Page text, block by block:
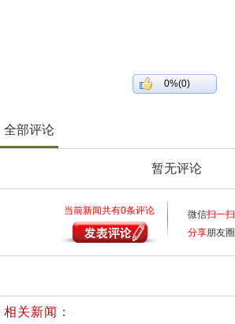
0%(0)
全部评论
暂无评论
当前新闻共有0条评论 微信扫一扫
分享朋友圈
相关新闻：